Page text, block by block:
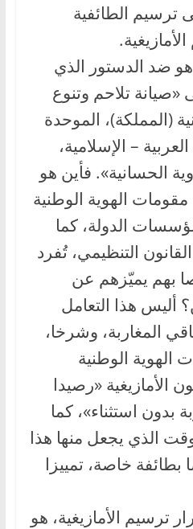
ترسيم الطائفية
ضد الدستور الذي
تلاحم وتنوع
(المملكة)، الموحدة
– الإسلامية،
الحسانية». فأين هو
مقومات الهوية الوطنية
الدولة، كما
التنظيمي، تُفرد
بهم يميّزهم عن
أليس هذا التعامل
المغاربة، وشرخا،
الهوية الوطنية
الأمازيغية «رصيدا
بدون استثناء»، كما
الذي يجعل منها هذا
خاصة، تمييزا
ترسيم الأمازيغية، هو